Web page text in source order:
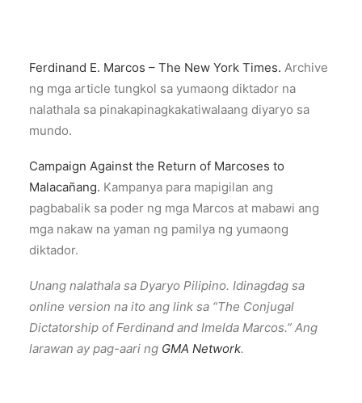
Ferdinand E. Marcos – The New York Times. Archive
ng mga article tungkol sa yumaong diktador na
nalathala sa pinakapinagkakatiwalaang diyaryo sa
mundo.
Campaign Against the Return of Marcoses to
Malacañang. Kampanya para mapigilan ang
pagbabalik sa poder ng mga Marcos at mabawi ang
mga nakaw na yaman ng pamilya ng yumaong
diktador.
Unang nalathala sa Dyaryo Pilipino. Idinagdag sa
online version na ito ang link sa “The Conjugal
Dictatorship of Ferdinand and Imelda Marcos.” Ang
larawan ay pag-aari ng GMA Network.